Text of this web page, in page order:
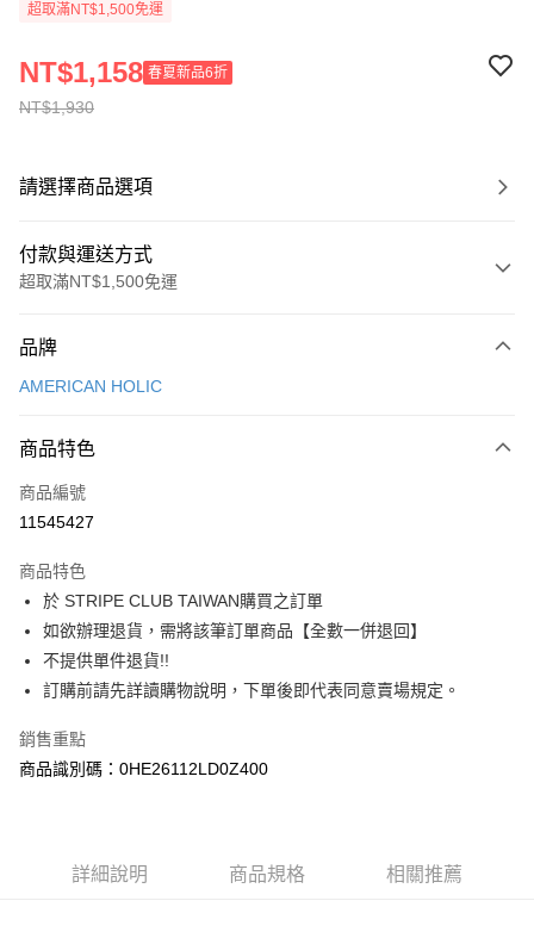
超取滿NT$1,500免運
NT$1,930
NT$1,158 春夏新品6折
請選擇商品選項
付款與運送方式
超取滿NT$1,500免運
信用卡一次付款
3 期 0 利率 每期
合作金庫商業銀行
上海商業儲蓄銀行
臺灣中小企業銀行
匯豐（台灣）商業銀行
華泰商業銀行
聯邦商業銀行
遠東國際商業銀行
元大商業銀行
玉山商業銀行
星展（台灣）商業銀行
台灣樂天信用卡公司
超商取貨付款
LINE Pay
Apple Pay
街口支付
悠遊付
大哥付你分期
相關說明
流程，驗證手機門號後，選擇欲分期的期數、繳款截止日，確認付款後即完
【關於「AFTEE先享後付」】
品牌
AMERICAN HOLIC
商品特色
商品編號
11545427
商品特色
於 STRIPE CLUB TAIWAN購買之訂單
如欲辦理退貨，需將該筆訂單商品【全數一併退回】
不提供單件退貨!!
訂購前請先詳讀購物說明，下單後即代表同意賣場規定。
銷售重點
商品識別碼：0HE26112LD0Z400
詳細說明 商品規格 相關推薦